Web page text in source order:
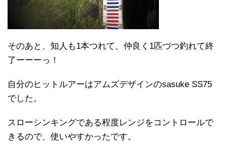
そのあと、知人も1本つれて、仲良く1匹づつ釣れて終
了ーーーっ！
自分のヒットルアーはアムズデザインのsasuke SS75
でした。
スローシンキングである程度レンジをコントロールで
きるので、使いやすかったです。